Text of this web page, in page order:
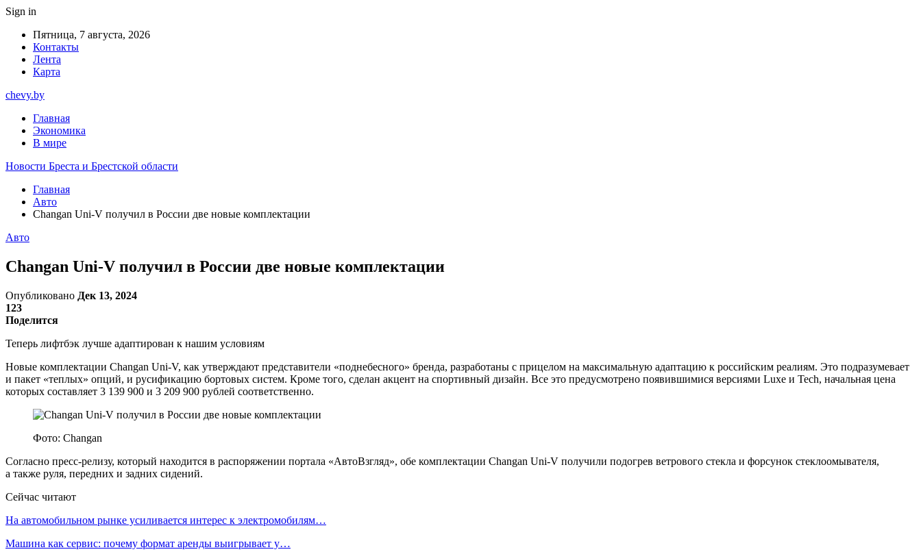
Sign in
Пятница, 7 августа, 2026
Контакты
Лента
Карта
chevy.by
Главная
Экономика
В мире
Новости Бреста и Брестской области
Главная
Авто
Changan Uni-V получил в России две новые комплектации
Авто
Changan Uni-V получил в России две новые комплектации
Опубликовано Дек 13, 2024
123
Поделится
Теперь лифтбэк лучше адаптирован к нашим условиям
Новые комплектации Changan Uni-V, как утверждают представители «поднебесного» бренда, разработаны с прицелом на максимальную адаптацию к российским реалиям. Это подразумевает
и пакет «теплых» опций, и русификацию бортовых систем. Кроме того, сделан акцент на спортивный дизайн. Все это предусмотрено появившимися версиями Luxe и Tech, начальная цена
которых составляет 3 139 900 и 3 209 900 рублей соответственно.
Фото: Changan
Согласно пресс-релизу, который находится в распоряжении портала «АвтоВзгляд», обе комплектации Changan Uni-V получили подогрев ветрового стекла и форсунок стеклоомывателя,
а также руля, передних и задних сидений.
Сейчас читают
На автомобильном рынке усиливается интерес к электромобилям…
Машина как сервис: почему формат аренды выигрывает у…